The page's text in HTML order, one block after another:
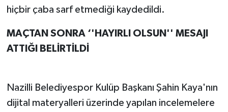
hiçbir çaba sarf etmediği kaydedildi.
MAÇTAN SONRA ‘'HAYIRLI OLSUN'' MESAJI
ATTIĞI BELİRTİLDİ
Nazilli Belediyespor Kulüp Başkanı Şahin Kaya'nın
dijital materyalleri üzerinde yapılan incelemelere